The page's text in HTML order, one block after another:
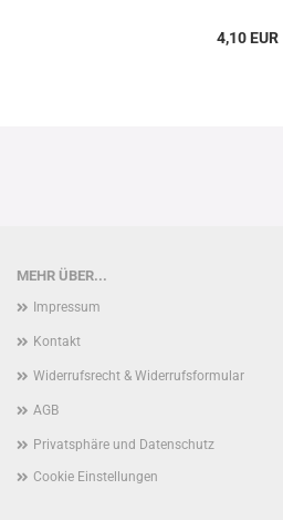
4,10 EUR
MEHR ÜBER...
Impressum
Kontakt
Widerrufsrecht & Widerrufsformular
AGB
Privatsphäre und Datenschutz
Cookie Einstellungen